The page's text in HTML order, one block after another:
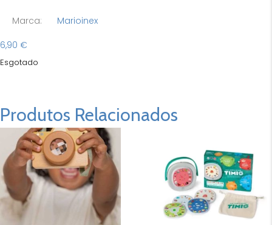
Marca:
Marioinex
6,90 €
Esgotado
Produtos Relacionados